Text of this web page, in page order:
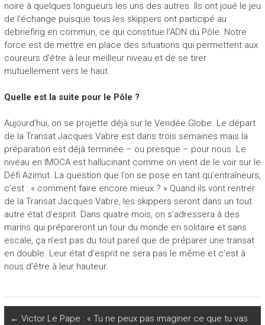
noire à quelques longueurs les uns des autres. Ils ont joué le jeu
de l’échange puisque tous les skippers ont participé au
debriefing en commun, ce qui constitue l’ADN du Pôle. Notre
force est de mettre en place des situations qui permettent aux
coureurs d’être à leur meilleur niveau et de se tirer
mutuellement vers le haut.
Quelle est la suite pour le Pôle ?
Aujourd’hui, on se projette déjà sur le Vendée Globe. Le départ
de la Transat Jacques Vabre est dans trois semaines mais la
préparation est déjà terminée – ou presque – pour nous. Le
niveau en IMOCA est hallucinant comme on vient de le voir sur le
Défi Azimut. La question que l’on se pose en tant qu’entraîneurs,
c’est : « comment faire encore mieux ? » Quand ils vont rentrer
de la Transat Jacques Vabre, les skippers seront dans un tout
autre état d’esprit. Dans quatre mois, on s’adressera à des
marins qui prépareront un tour du monde en solitaire et sans
escale, ça n’est pas du tout pareil que de préparer une transat
en double. Leur état d’esprit ne sera pas le même et c’est à
nous d’être à leur hauteur.
← Victor Le Pape : « Tu ne peux pas imaginer ce que tu vas